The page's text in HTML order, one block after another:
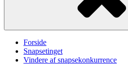
Forside
Snapsetinget
Vindere af snapsekonkurrence